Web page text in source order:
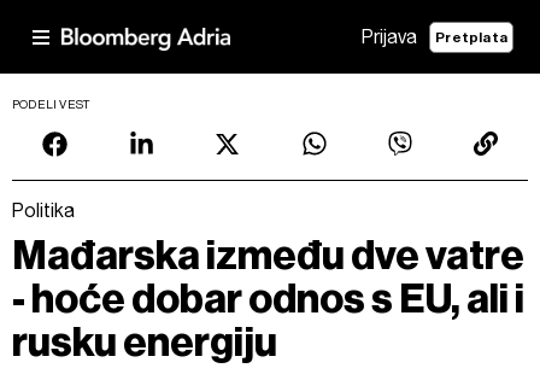
Prijava Pretplata
PODELI VEST
Politika
Mađarska između dve vatre
- hoće dobar odnos s EU, ali i
rusku energiju